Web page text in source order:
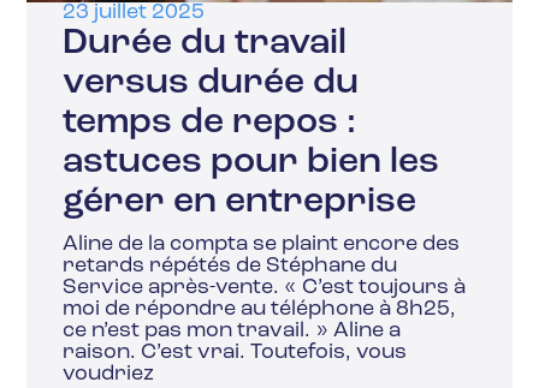
23 juillet 2025
Durée du travail
versus durée du
temps de repos :
astuces pour bien les
gérer en entreprise
Aline de la compta se plaint encore des
retards répétés de Stéphane du
Service après-vente. « C’est toujours à
moi de répondre au téléphone à 8h25,
ce n’est pas mon travail. » Aline a
raison. C’est vrai. Toutefois, vous
voudriez